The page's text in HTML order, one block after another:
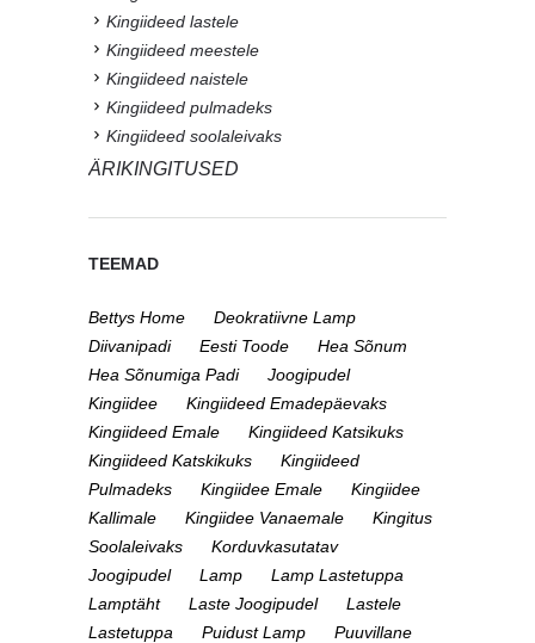
Kingiideed lastele
Kingiideed meestele
Kingiideed naistele
Kingiideed pulmadeks
Kingiideed soolaleivaks
ÄRIKINGITUSED
TEEMAD
Bettys Home
Deokratiivne Lamp
Diivanipadi
Eesti Toode
Hea Sõnum
Hea Sõnumiga Padi
Joogipudel
Kingiidee
Kingiideed Emadepäevaks
Kingiideed Emale
Kingiideed Katsikuks
Kingiideed Katskikuks
Kingiideed
Pulmadeks
Kingiidee Emale
Kingiidee
Kallimale
Kingiidee Vanaemale
Kingitus
Soolaleivaks
Korduvkasutatav
Joogipudel
Lamp
Lamp Lastetuppa
Lamptäht
Laste Joogipudel
Lastele
Lastetuppa
Puidust Lamp
Puuvillane